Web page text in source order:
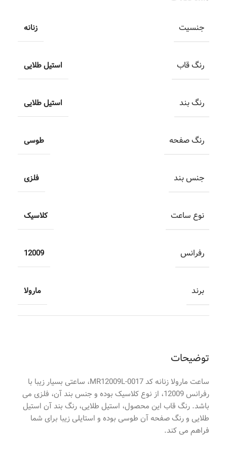
توضیحات
ساعت مارولا زنانه کد MR12009L-0017، ساعتی بسیار زیبا با
رفرانس 12009، از نوع کلاسیک بوده و جنس بند آن، فلزی می
باشد. رنگ قاب این محصول، استیل طلایی، رنگ بند آن استیل
طلایی و رنگ صفحه آن طوسی بوده و استایلی زیبا برای شما
فراهم می کند.
جنسیت زنانه
رنگ قاب استیل طلایی
رنگ بند استیل طلایی
رنگ صفحه طوسی
جنس بند فلزی
نوع ساعت کلاسیک
رفرانس 12009
برند مارولا